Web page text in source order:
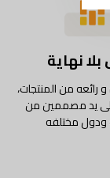
بلا نهاية
رائعه من المنتجات،
يد مصممين من
ودول مختلفه